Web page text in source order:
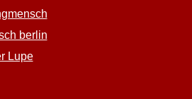
berlin
Lupe